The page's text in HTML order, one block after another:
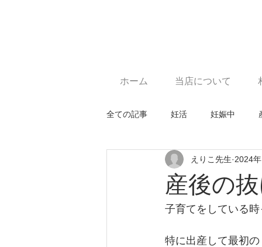
ホーム 当店について
全ての記事 妊活 妊娠中
男性不妊
産後の
えりこ先生 2024
子育てをしている
特に出産して最初